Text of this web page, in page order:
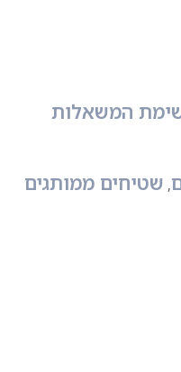
המשאלות
, שטיחים ממותגים